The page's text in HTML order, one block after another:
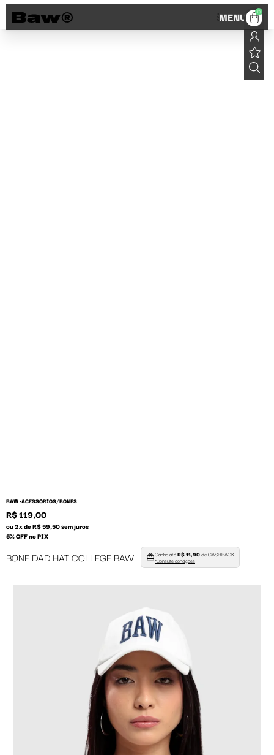
MENU 0
BAW •ACESSÓRIOS/BONÉS
R$ 119,00
ou 2x de R$ 59,50 sem juros
5% OFF no PIX
BONE DAD HAT COLLEGE BAW Ganhe atéR$ 11,90de CASHBACK
*Consulte condições